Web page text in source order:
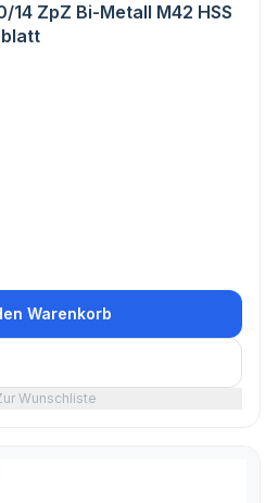
14 ZpZ Bi-Metall M42 HSS
Warenkorb
Wunschliste